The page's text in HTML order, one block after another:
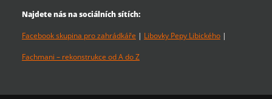
Najdete nás na sociálních sítích:
Facebook skupina pro zahrádkáře | Libovky Pepy Libického |
Fachmani – rekonstrukce od A do Z